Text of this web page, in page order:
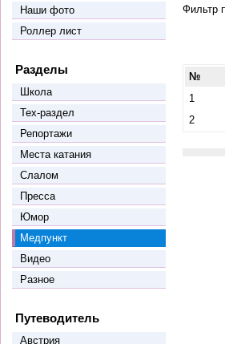
Наши фото
Роллер лист
Разделы
Школа
Тех-раздел
Репортажи
Места катания
Слалом
Пресса
Юмор
Медпункт
Видео
Разное
Путеводитель
Австрия
Фильтр
№
1
2